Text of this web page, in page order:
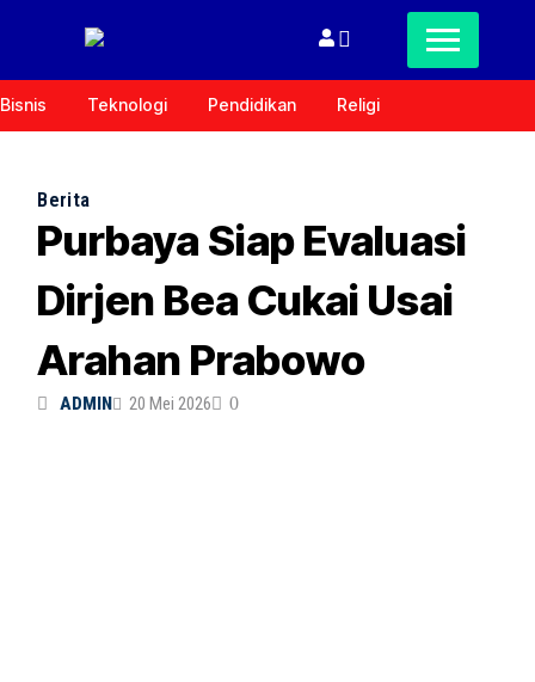
Bisnis Teknologi Pendidikan Religi
Berita
Purbaya Siap Evaluasi
Dirjen Bea Cukai Usai
Arahan Prabowo
ADMIN 20 Mei 2026 0